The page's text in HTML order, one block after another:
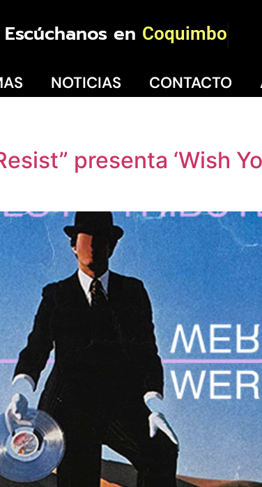
Escúchanos en La Serena
NOTICIAS CONTACTO
presenta ‘Wish